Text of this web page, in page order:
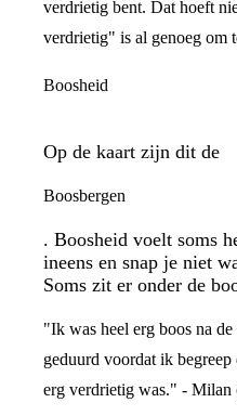
verdrietig bent. Dat hoeft
verdrietig" is al genoeg om
Boosheid
Op de kaart zijn dit de
Boosbergen
. Boosheid voelt soms
ineens en snap je niet
Soms zit er onder de
"Ik was heel erg boos na
geduurd voordat ik
erg verdrietig was." - Milan